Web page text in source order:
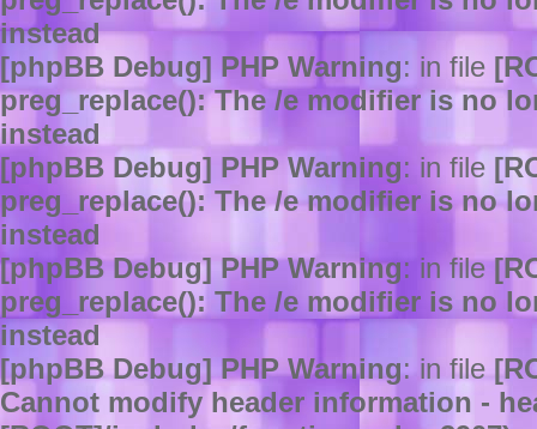
instead
[phpBB Debug] PHP Warning: in file
preg_replace(): The /e modifier is no
instead
[phpBB Debug] PHP Warning: in file
preg_replace(): The /e modifier is no
instead
[phpBB Debug] PHP Warning: in file
preg_replace(): The /e modifier is no
instead
[phpBB Debug] PHP Warning: in file
Cannot modify header information -